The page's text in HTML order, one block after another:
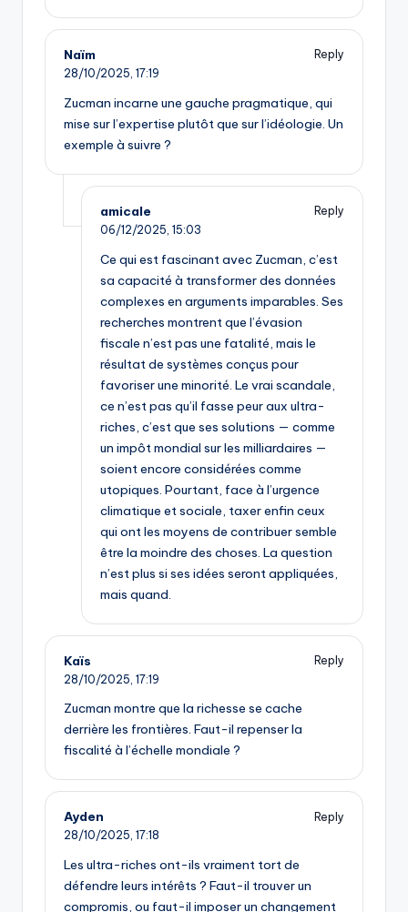
Naïm
Reply
28/10/2025, 17:19
Zucman incarne une gauche pragmatique, qui
mise sur l’expertise plutôt que sur l’idéologie. Un
exemple à suivre ?
amicale
Reply
06/12/2025, 15:03
Ce qui est fascinant avec Zucman, c’est
sa capacité à transformer des données
complexes en arguments imparables. Ses
recherches montrent que l’évasion
fiscale n’est pas une fatalité, mais le
résultat de systèmes conçus pour
favoriser une minorité. Le vrai scandale,
ce n’est pas qu’il fasse peur aux ultra-
riches, c’est que ses solutions — comme
un impôt mondial sur les milliardaires —
soient encore considérées comme
utopiques. Pourtant, face à l’urgence
climatique et sociale, taxer enfin ceux
qui ont les moyens de contribuer semble
être la moindre des choses. La question
n’est plus si ses idées seront appliquées,
mais quand.
Kaïs
Reply
28/10/2025, 17:19
Zucman montre que la richesse se cache
derrière les frontières. Faut-il repenser la
fiscalité à l’échelle mondiale ?
Ayden
Reply
28/10/2025, 17:18
Les ultra-riches ont-ils vraiment tort de
défendre leurs intérêts ? Faut-il trouver un
compromis, ou faut-il imposer un changement